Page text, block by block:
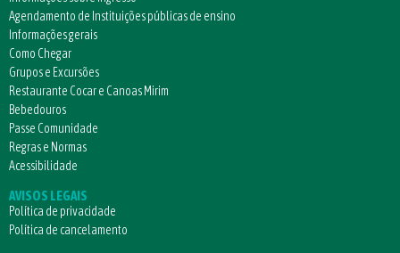
Agendamento de Instituições públicas de ensino
Informações gerais
Como Chegar
Grupos e Excursões
Restaurante Cocar e Canoas Mirim
Bebedouros
Passe Comunidade
Regras e Normas
Acessibilidade
AVISOS LEGAIS
Política de privacidade
Política de cancelamento